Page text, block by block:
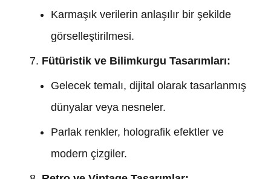
Karmaşık verilerin anlaşılır bir şekilde
görselleştirilmesi.
Fütüristik ve Bilimkurgu Tasarımları:
Gelecek temalı, dijital olarak tasarlanmış
dünyalar veya nesneler.
Parlak renkler, holografik efektler ve
modern çizgiler.